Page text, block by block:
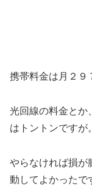
携帯料金は月２９
光回線の料金とか
はトントンですが。
やらなければ損が
動してよかったで